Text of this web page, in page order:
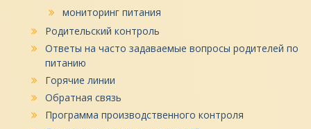
мониторинг питания
Родительский контроль
Ответы на часто задаваемые вопросы родителей по
питанию
Горячие линии
Обратная связь
Программа производственного контроля